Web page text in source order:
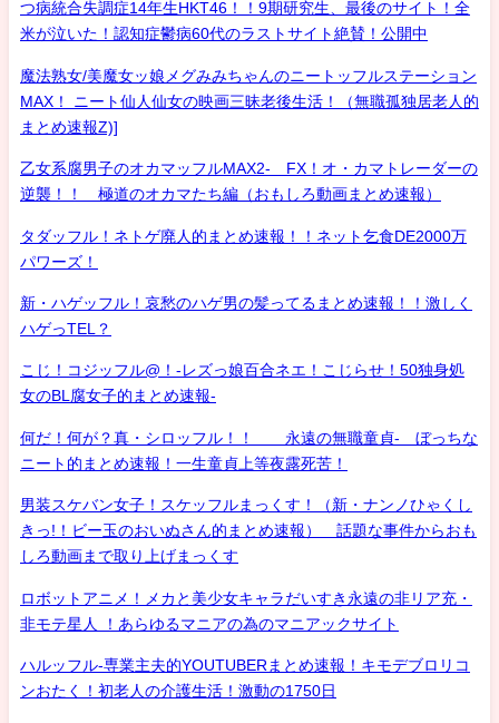
つ病統合失調症14年生HKT46！！9期研究生、最後のサイト！全
米が泣いた！認知症鬱病60代のラストサイト絶賛！公開中
魔法熟女/美魔女ッ娘メグみみちゃんのニートッフルステーション
MAX！ ニート仙人仙女の映画三昧老後生活！（無職孤独居老人的
まとめ速報Z)]
乙女系腐男子のオカマッフルMAX2- FX！オ・カマトレーダーの
逆襲！！ 極道のオカマたち編（おもしろ動画まとめ速報）
タダッフル！ネトゲ廃人的まとめ速報！！ネット乞食DE2000万
パワーズ！
新・ハゲッフル！哀愁のハゲ男の髪ってるまとめ速報！！激しく
ハゲっTEL？
こじ！コジッフル@！-レズっ娘百合ネエ！こじらせ！50独身処
女のBL腐女子的まとめ速報-
何だ！何が？真・シロッフル！！ 永遠の無職童貞- ぼっちな
ニート的まとめ速報！一生童貞上等夜露死苦！
男装スケバン女子！スケッフルまっくす！（新・ナンノひゃくし
きっ!！ビー玉のおいぬさん的まとめ速報） 話題な事件からおも
しろ動画まで取り上げまっくす
ロボットアニメ！メカと美少女キャラだいすき永遠の非リア充・
非モテ星人 ！あらゆるマニアの為のマニアックサイト
ハルッフル-専業主夫的YOUTUBERまとめ速報！キモデブロリコ
ンおたく！初老人の介護生活！激動の1750日